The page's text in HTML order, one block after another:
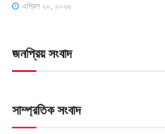
এপ্রিল ২০, ২০২৬
জনপ্রিয় সংবাদ
সাম্প্রতিক সংবাদ